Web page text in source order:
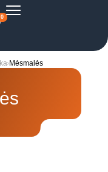
0
Mėsmalės